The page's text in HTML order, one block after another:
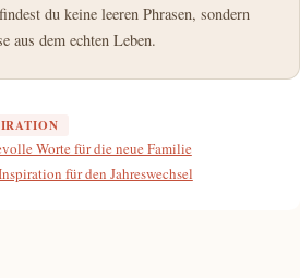
du keine leeren Phrasen, sondern
aus dem echten Leben.
Worte für die neue Familie
für den Jahreswechsel